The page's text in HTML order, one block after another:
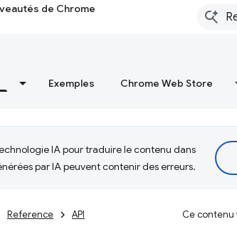
de Chrome
Exemples Chrome Web Store
IA pour traduire le contenu dans
par IA peuvent contenir des erreurs.
Reference API Ce contenu